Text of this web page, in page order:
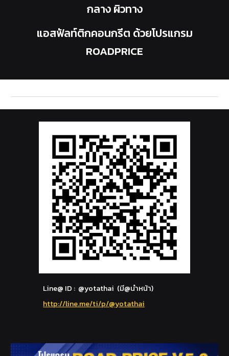
กลาง ผิวทาง
แอสฟัลท์ติกคอนกรีต ด้วยโปรแกรม
ROADPRICE
Line@ ID : @yotathai (มี@นำหน้า)
http://line.me/ti/p/@yotathai